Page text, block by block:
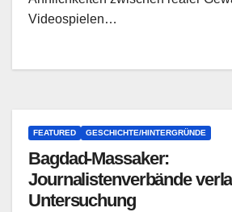
Videospielen…
FEATURED GESCHICHTE/HINTERGRÜNDE
Bagdad-Massaker:
Journalistenverbände
Untersuchung